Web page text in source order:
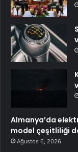
Almanya’da
model çeşitliliği
Ağustos 6, 2026